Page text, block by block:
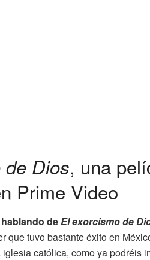
Dios, una
Prime Video
de El exorcismo de
que tuvo bastante éxito en
católica, como ya podréis